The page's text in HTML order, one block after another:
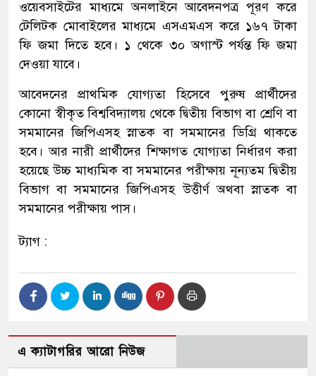
ওয়েবসাইটের মাধ্যমে অনলাইনে আবেদনপত্র পূরণ করে
টেলিটক মোবাইলের মাধ্যমে এসএমএস করে ১৬৭ টাকা
ফি জমা দিতে হবে। ১ থেকে ৩০ অগাস্ট পর্যন্ত ফি জমা
দেওয়া যাবে।
আবেদনের প্রাথমিক যোগ্যতা হিসেবে পুরুষ প্রার্থীদের
কোনো স্বীকৃত বিশ্ববিদ্যালয় থেকে দ্বিতীয় বিভাগ বা শ্রেণি বা
সমমানের জিপিএসহ স্নাতক বা সমমানের ডিগ্রি থাকতে
হবে। আর নারী প্রার্থীদের শিক্ষাগত যোগ্যতা নির্ধারণ করা
হয়েছে উচ্চ মাধ্যমিক বা সমমানের পরীক্ষায় নূন্যতম দ্বিতীয়
বিভাগ বা সমমানের জিপিএসহ উত্তীর্ণ অথবা স্নাতক বা
সমমানের পরীক্ষায় পাস।
ট্যাগ :
এ ক্যাটাগরির আরো নিউজ